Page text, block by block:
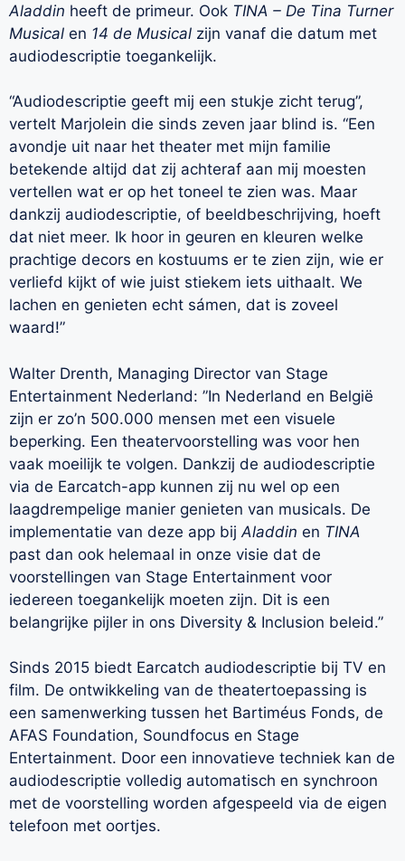
Aladdin heeft de primeur. Ook TINA – De Tina Turner
Musical en 14 de Musical zijn vanaf die datum met
audiodescriptie toegankelijk.
“Audiodescriptie geeft mij een stukje zicht terug”,
vertelt Marjolein die sinds zeven jaar blind is. “Een
avondje uit naar het theater met mijn familie
betekende altijd dat zij achteraf aan mij moesten
vertellen wat er op het toneel te zien was. Maar
dankzij audiodescriptie, of beeldbeschrijving, hoeft
dat niet meer. Ik hoor in geuren en kleuren welke
prachtige decors en kostuums er te zien zijn, wie er
verliefd kijkt of wie juist stiekem iets uithaalt. We
lachen en genieten echt sámen, dat is zoveel
waard!”
Walter Drenth, Managing Director van Stage
Entertainment Nederland: ”In Nederland en België
zijn er zo’n 500.000 mensen met een visuele
beperking. Een theatervoorstelling was voor hen
vaak moeilijk te volgen. Dankzij de audiodescriptie
via de Earcatch-app kunnen zij nu wel op een
laagdrempelige manier genieten van musicals. De
implementatie van deze app bij Aladdin en TINA
past dan ook helemaal in onze visie dat de
voorstellingen van Stage Entertainment voor
iedereen toegankelijk moeten zijn. Dit is een
belangrijke pijler in ons Diversity & Inclusion beleid.”
Sinds 2015 biedt Earcatch audiodescriptie bij TV en
film. De ontwikkeling van de theatertoepassing is
een samenwerking tussen het Bartiméus Fonds, de
AFAS Foundation, Soundfocus en Stage
Entertainment. Door een innovatieve techniek kan de
audiodescriptie volledig automatisch en synchroon
met de voorstelling worden afgespeeld via de eigen
telefoon met oortjes.